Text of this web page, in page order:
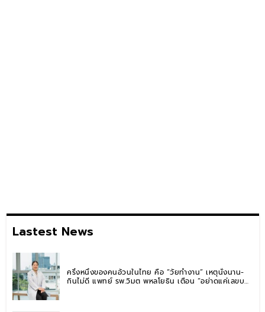
Lastest News
ครึ่งหนึ่งของคนอ้วนในไทย คือ “วัยทำงาน” เหตุนั่งนาน-
กินไม่ดี แพทย์ รพ.วิมุต พหลโยธิน เตือน “อย่าดูแค่เลขบน